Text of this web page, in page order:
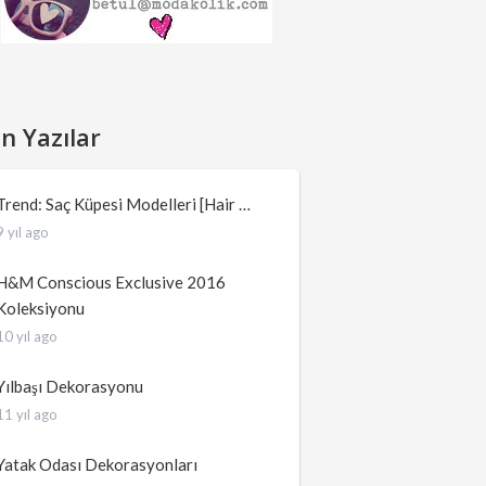
Yazılar
Saç Küpesi Modelleri [Hair …
yıl ago
Conscious Exclusive 2016
yıl ago
Dekorasyonu
yıl ago
Odası Dekorasyonları